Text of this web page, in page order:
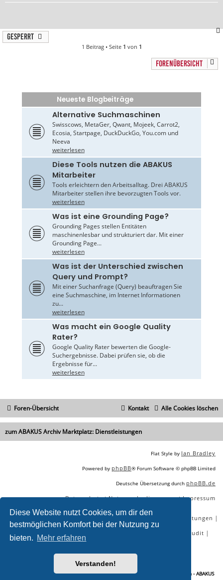
Diese Website nutzt Cookies, um dir den
bestmöglichen Komfort bei der Nutzung zu
bieten. Mehr erfahren
Verstanden!
Gesperrt
1 Beitrag • Seite 1 von 1
FORENÜBERSICHT
Neueste Blogbeiträge
Alternative Suchmaschinen
Swisscows, MetaGer, Qwant, Mojeek, Carrot2,
Ecosia, Startpage, DuckDuckGo, You.com und
Neeva
weiterlesen
Diese Tools nutzen die ABAKUS
Mitarbeiter
Tools erleichtern den Arbeitsalltag. Drei ABAKUS
Mitarbeiter stellen ihre bevorzugten Tools vor.
weiterlesen
Was ist eine Grounding Page?
Grounding Pages stellen Entitäten
maschinenlesbar und strukturiert dar. Mit einer
Grounding Page...
weiterlesen
Was ist der Unterschied zwischen
Query und Prompt?
Mit einer Suchanfrage (Query) beauftragen Sie
eine Suchmaschine, im Internet Informationen
zu...
weiterlesen
Was macht ein Google Quality
Rater?
Google Quality Rater bewerten die Google-
Suchergebnisse. Dabei prüfen sie, ob die
Ergebnisse für...
weiterlesen
Foren-Übersicht Alle Cookies löschen
Kontakt
zum ABAKUS Archiv Marktplatz: Dienstleistungen
Flat Style by Ian Bradley
Powered by phpBB® Forum Software © phpBB Limited
Deutsche Übersetzung durch phpBB.de
Datenschutz|Nutzungsbedingungen|Impressum
SEO Online Tools SEO Dienstleistungen |
SEO Workshops | SEO Beratung SEO Audit |
[B] hochwertige Artikellinks zu fast allen Themenbereichen - ABAKUS